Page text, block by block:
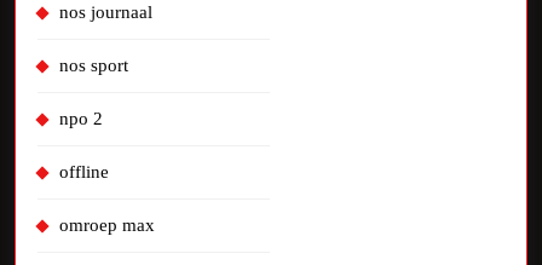
nos journaal
nos sport
npo 2
offline
omroep max